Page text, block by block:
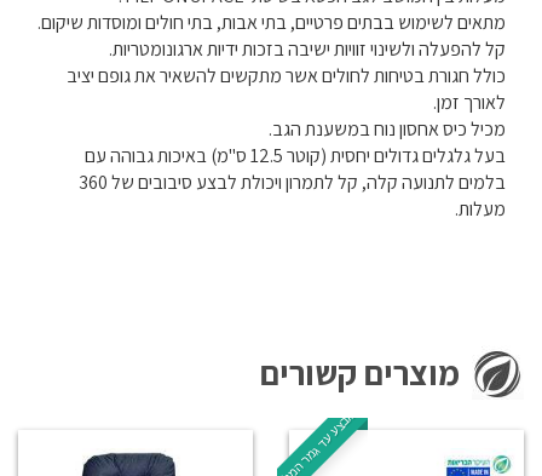
מתאים לשימוש בבתים פרטיים, בתי אבות, בתי חולים ומוסדות שיקום.
קל להפעלה ולשינוי זוויות ישיבה בזכות ידיות ארגונומטריות.
כולל חגורת בטיחות לחולים אשר מתקשים להשאיר את גופם יציב
לאורך זמן.
מכיל כיס אחסון נוח במשענת הגב.
בעל גלגלים גדולים יחסית (קוטר 12.5 ס"מ) באיכות גבוהה עם
בלמים לתנועה קלה, קל לתמרון ויכולת לבצע סיבובים של 360
מעלות.
מוצרים קשורים
מבצע עד גמר המלאי